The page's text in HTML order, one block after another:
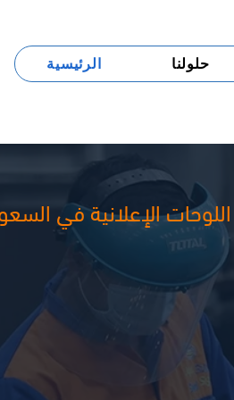
الرئيسية
حلولنا
الإعلانية في